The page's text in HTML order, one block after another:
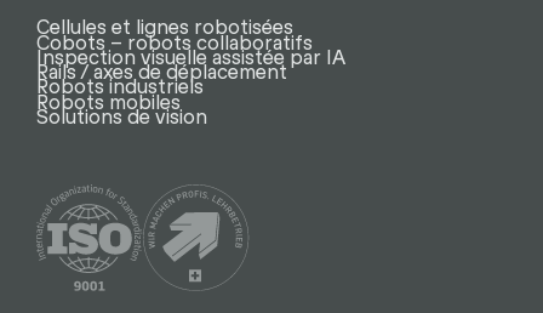
Cellules et lignes robotisées
Cobots – robots collaboratifs
Inspection visuelle assistée par IA
Rails / axes de déplacement
Robots industriels
Robots mobiles
Solutions de vision